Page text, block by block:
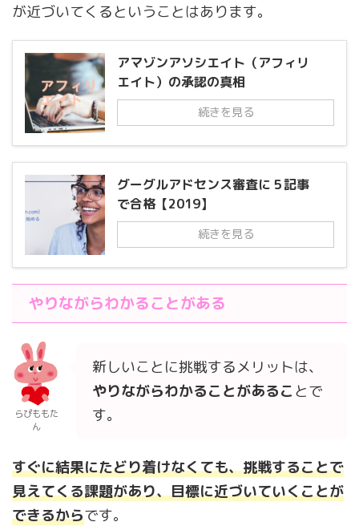
が近づいてくるということはあります。
アマゾンアソシエイト（アフィリ
エイト）の承認の真相
続きを見る
グーグルアドセンス審査に５記事
で合格【2019】
続きを見る
やりながらわかることがある
らぴももた
ん
新しいことに挑戦するメリットは、
やりながらわかることがあるこ とで
す。
すぐに結果にたどり着けなくても、挑戦することで
見えてくる課題があり、目標に近づいていくことが
できるからです。